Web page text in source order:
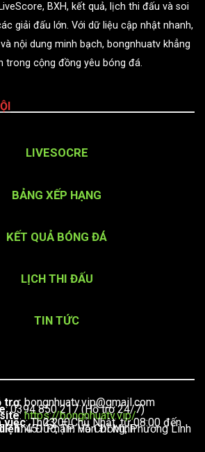
BXH, kết quả, lịch thi đấu và soi
giải đấu lớn. Với dữ liệu cập nhật nhanh,
nội dung minh bạch, bongnhuatv khẳng
trong cộng đồng yêu bóng đá.
LIVESOCRE
BẢNG XẾP HẠNG
KẾT QUẢ BÓNG ĐÁ
LỊCH THI ĐẤU
TIN TỨC
trợ:bongnhuatv.vip@gmail.com
: 0394 850 217 (Hỗ trợ 24/7)
:https://bongnhuatv.vip/
việc : Thứ 2 – Chủ Nhật, từ 08:00 đến 23:00
Văn Đồng, Phường Linh Tây, TP. Thủ Đức, TP. Hồ Chí Minh